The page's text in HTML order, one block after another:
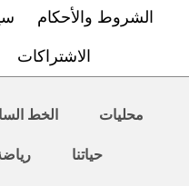
الشروط والأحكام
الاشتراكات
محليات الخط
حياتنا